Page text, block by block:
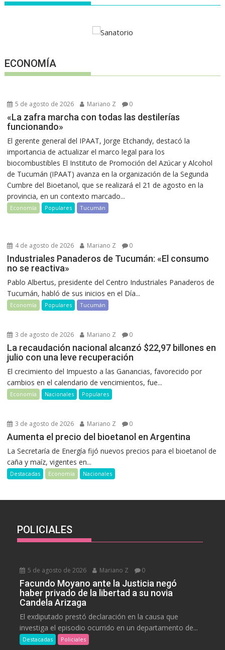
ECONOMÍA
5 de agosto de 2026 Mariano Z 0
«La zafra marcha con todas las destilerías
funcionando»
El gerente general del IPAAT, Jorge Etchandy, destacó la
importancia de actualizar el marco legal para los
biocombustibles El Instituto de Promoción del Azúcar y Alcohol
de Tucumán (IPAAT) avanza en la organización de la Segunda
Cumbre del Bioetanol, que se realizará el 21 de agosto en la
provincia, en un contexto marcado...
Economía Populares Tucumán
4 de agosto de 2026 Mariano Z 0
Industriales Panaderos de Tucumán: «El consumo
no se reactiva»
Pablo Albertus, presidente del Centro Industriales Panaderos de
Tucumán, habló de sus inicios en el Día...
Economía Populares Tucumán
3 de agosto de 2026 Mariano Z 0
La recaudación nacional alcanzó $22,97 billones en
julio con una leve recuperación
El crecimiento del Impuesto a las Ganancias, favorecido por
cambios en el calendario de vencimientos, fue...
Economía Nacionales Populares
3 de agosto de 2026 Mariano Z 0
Aumenta el precio del bioetanol en Argentina
La Secretaría de Energía fijó nuevos precios para el bioetanol de
caña y maíz, vigentes en...
Destacadas Economía Nacionales
POLICIALES
5 de agosto de 2026 Mariano Z 0
Facundo Moyano ante la Justicia negó
haber privado de la libertad a su novia
Candela Arizaga
El exdiputado prestó declaración en la causa que
investiga el episodio ocurrido en un departamento de...
Destacadas Policiales